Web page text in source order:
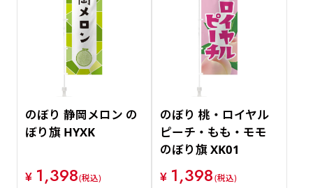
のぼり 静岡メロン の
ぼり旗 HYXK
¥ 1,398(税込)
のぼり 桃・ロイヤル
ピーチ・もも・モモ
のぼり旗 XK01
¥ 1,398(税込)